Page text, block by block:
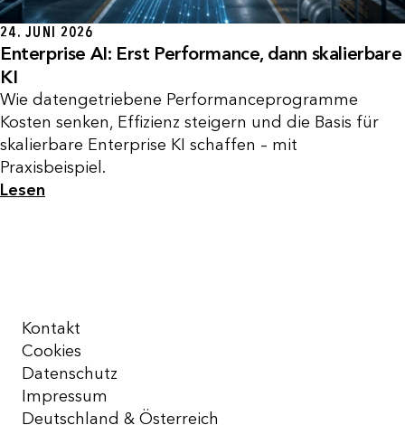
24. JUNI 2026
Enterprise AI: Erst Performance, dann skalierbare
KI
Wie datengetriebene Performanceprogramme
Kosten senken, Effizienz steigern und die Basis für
skalierbare Enterprise KI schaffen – mit
Praxisbeispiel.
Lesen
Kontakt
Cookies
Datenschutz
Impressum
Deutschland & Österreich